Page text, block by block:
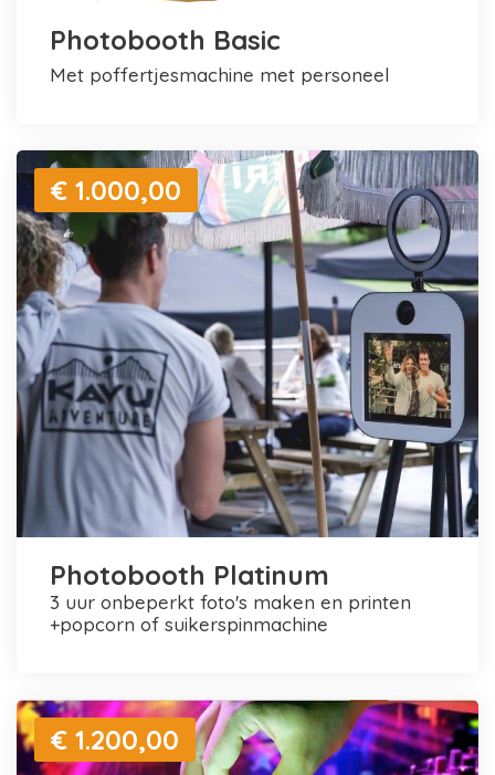
Photobooth Basic
met poffertjesmachine met personeel
€ 1.000,00
Photobooth Platinum
3 uur onbeperkt foto's maken en printen
+popcorn of suikerspinmachine
€ 1.200,00